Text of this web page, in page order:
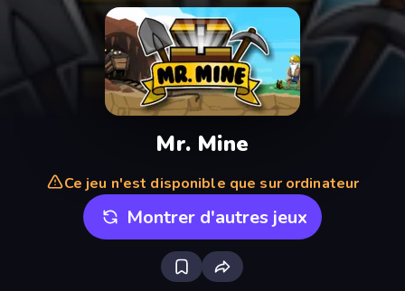
Mr. Mine
Ce jeu n'est disponible que sur ordinateur
Montrer d'autres jeux